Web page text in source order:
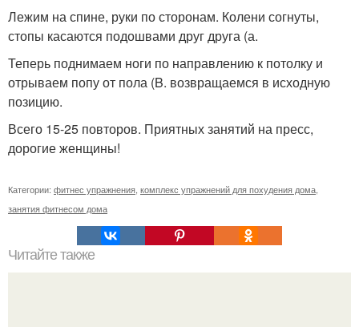
Лежим на спине, руки по сторонам. Колени согнуты,
стопы касаются подошвами друг друга (а.
Теперь поднимаем ноги по направлению к потолку и
отрываем попу от пола (B. возвращаемся в исходную
позицию.
Всего 15-25 повторов. Приятных занятий на пресс,
дорогие женщины!
Категории: фитнес упражнения комплекс упражнений для похудения дома
занятия фитнесом дома
Читайте также